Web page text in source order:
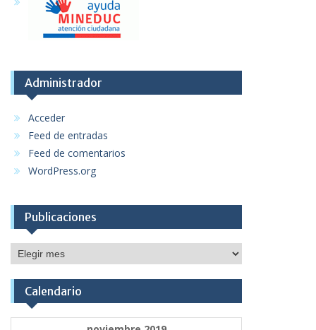
Administrador
Acceder
Feed de entradas
Feed de comentarios
WordPress.org
Publicaciones
Publicaciones
Calendario